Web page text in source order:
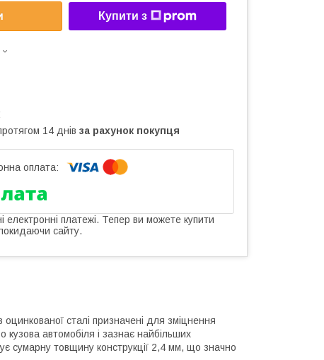
Купити з
14 днів за рахунок покупця
електронні платежі. Тепер ви можете купити
сайту.
сталі призначені для зміцнення
кузова автомобіля і зазнає найбільших
сумарну товщину конструкції 2,4 мм, що значно